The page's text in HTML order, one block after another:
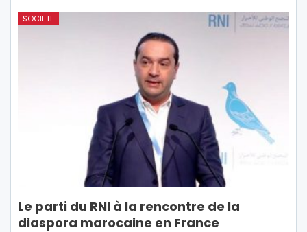
SOCIETE
Le parti du RNI à la rencontre de la
diaspora marocaine en France